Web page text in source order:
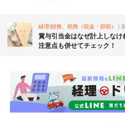
経理/財務、税務（税金・節税） |
賞与引当金はなぜ計上しな
注意点も併せてチェック！